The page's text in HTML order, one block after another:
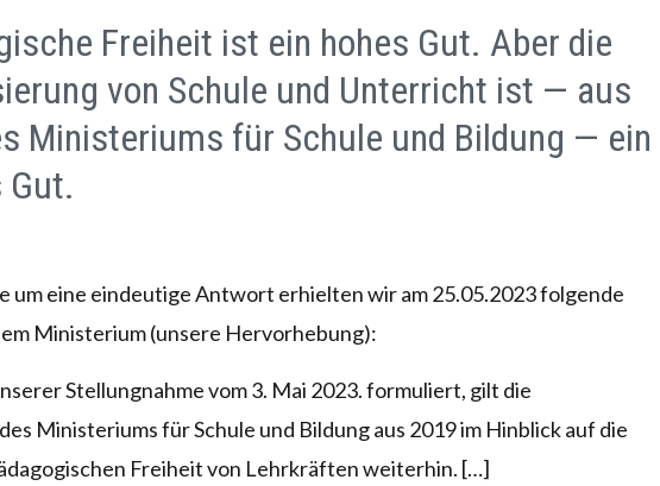
Freiheit ist ein hohes Gut. Aber die
von Schule und Unterricht ist — aus
Ministeriums für Schule und Bildung — ein
Gut.
um eine eindeutige Antwort erhielten wir am 25.05.2023 folgende
Ministerium (unsere Hervorhebung):
Stellungnahme vom 3. Mai 2023. formuliert, gilt die
Ministeriums für Schule und Bildung aus 2019 im Hinblick auf die
Freiheit von Lehrkräften weiterhin. […]